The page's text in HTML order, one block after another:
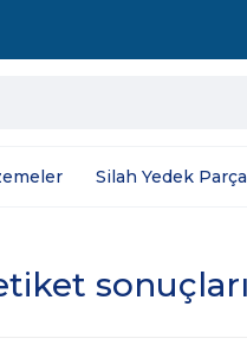
Silah Yedek
sonuçları